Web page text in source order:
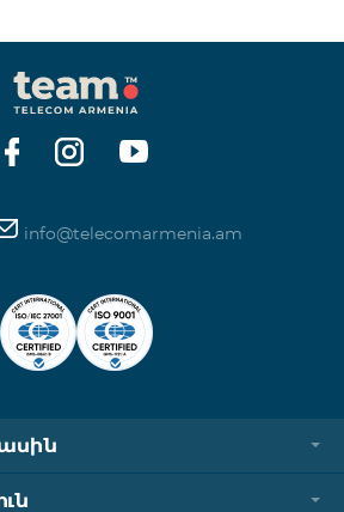
info@telecomarmenia.am